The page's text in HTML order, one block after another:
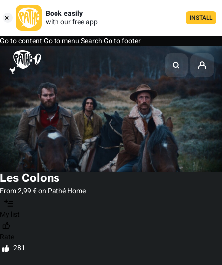
Book easily
with our free app
INSTALL
Go to contentGo to menuSearchGo to footer
Les Colons
From 2,99 € on Pathé Home
My list
Rate
281